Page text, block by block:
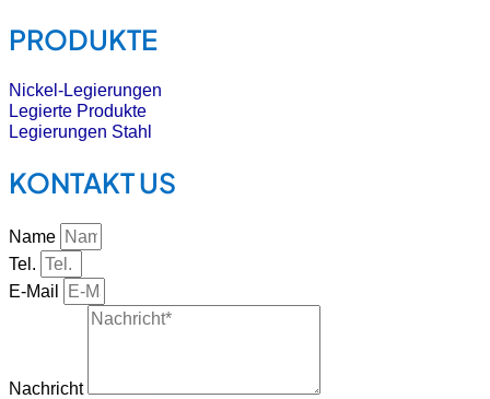
PRODUKTE
Nickel-Legierungen
Legierte Produkte
Legierungen Stahl
KONTAKT US
Name
Tel.
E-Mail
Nachricht